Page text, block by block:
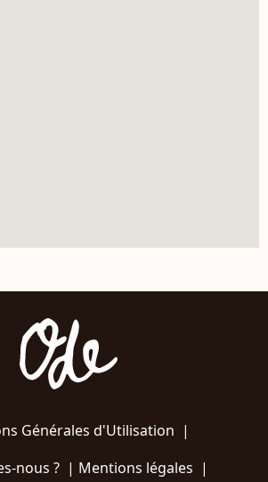
Générales d'Utilisation |
nous ?| Mentions légales |